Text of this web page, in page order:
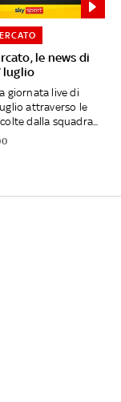
le news di
luglio
giornata live di
attraverso le
dalla squadra...